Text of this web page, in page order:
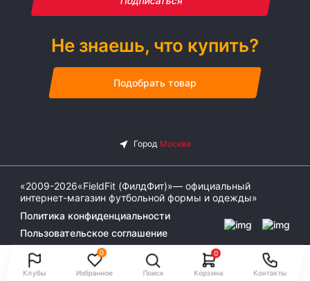
Клубы
0
Избранное Поиск
0
Корзина Контакты
Не знаешь, что купить?
Подобрать товар
«2009-2026«FieldFit (ФилдФит)»— официальный
интернет-магазин футбольной формы и одежды»
Политика конфиденциальности
Пользовательское соглашение